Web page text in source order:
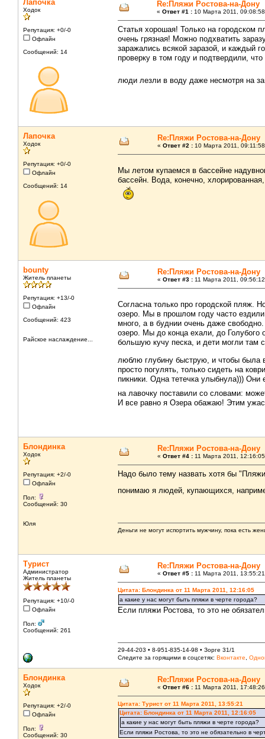
Лапочка
Ходок
Репутация: +0/-0
Офлайн
Сообщений: 14
Re:Пляжи Ростова-на-Дону
« Ответ #1 : 10 Марта 2011,
Статья хорошая! Только на городском
очень грязная! Можно подхватить
заражались всякой заразой, и каждый
проверку в том году и подтвердили,
люди лезли в воду даже несмотря на
Лапочка
Ходок
Репутация: +0/-0
Офлайн
Сообщений: 14
Re:Пляжи Ростова-на-Дону
« Ответ #2 : 10 Марта 2011,
Мы летом купаемся в бассейне
бассейн. Вода, конечно,
bounty
Житель планеты
Репутация: +13/-0
Офлайн
Сообщений: 423
Райское наслаждение...
Re:Пляжи Ростова-на-Дону
« Ответ #3 : 11 Марта 2011,
Согласна только про городской пляж.
озеро. Мы в прошлом году часто
много, а в буднии очень даже
озеро. Мы до конца ехали, до Голубого
большую кучу песка, и дети могли там
люблю глубину быструю, и чтобы была
просто погулять, только сидеть на
пикники. Одна тетечка улыбнула))) Они
на лавочку поставили со словами:
И все равно я Озера обажаю! Этим
Блондинка
Ходок
Репутация: +2/-0
Офлайн
Пол:
Сообщений: 30
Юля
Re:Пляжи Ростова-на-Дону
« Ответ #4 : 11 Марта 2011,
Надо было тему назвать хотя бы
понимаю я людей, купающихся,
Деньги не могут испортить мужчину, пока есть
Турист
Администратор
Житель планеты
Репутация: +10/-0
Офлайн
Пол:
Сообщений: 261
Re:Пляжи Ростова-на-Дону
« Ответ #5 : 11 Марта 2011,
Цитата: Блондинка от 11 Марта 2011, 12:16:05
а какие у нас могут быть пляжи в черте города?
Если пляжи Ростова, то это не
29-44-203 • 8-951-835-14-98 • Зорге 31/1
Следите за горящими в соцсетях: Вконтакте
Блондинка
Ходок
Репутация: +2/-0
Офлайн
Пол:
Сообщений: 30
Re:Пляжи Ростова-на-Дону
« Ответ #6 : 11 Марта 2011,
Цитата: Турист от 11 Марта 2011, 13:55:21
Цитата: Блондинка от 11 Марта 2011, 12:16:05
а какие у нас могут быть пляжи в черте города?
Если пляжи Ростова, то это не обязательно в